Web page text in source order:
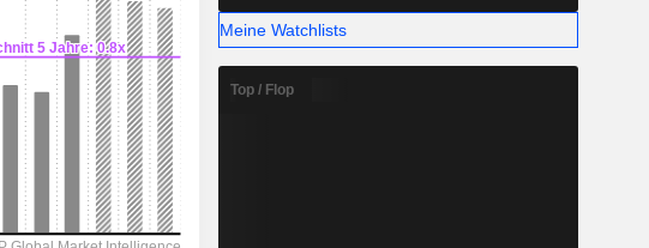
Meine Watchlists
Top / Flop